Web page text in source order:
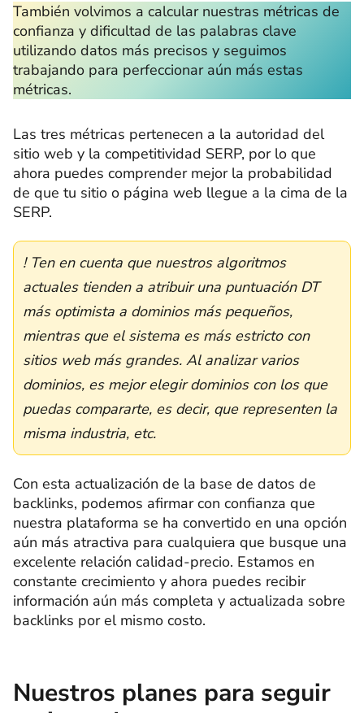
También volvimos a calcular nuestras métricas de
confianza y dificultad de las palabras clave
utilizando datos más precisos y seguimos
trabajando para perfeccionar aún más estas
métricas.
Las tres métricas pertenecen a la autoridad del
sitio web y la competitividad SERP, por lo que
ahora puedes comprender mejor la probabilidad
de que tu sitio o página web llegue a la cima de la
SERP.
! Ten en cuenta que nuestros algoritmos
actuales tienden a atribuir una puntuación DT
más optimista a dominios más pequeños,
mientras que el sistema es más estricto con
sitios web más grandes. Al analizar varios
dominios, es mejor elegir dominios con los que
puedas compararte, es decir, que representen la
misma industria, etc.
Con esta actualización de la base de datos de
backlinks, podemos afirmar con confianza que
nuestra plataforma se ha convertido en una opción
aún más atractiva para cualquiera que busque una
excelente relación calidad-precio. Estamos en
constante crecimiento y ahora puedes recibir
información aún más completa y actualizada sobre
backlinks por el mismo costo.
Nuestros planes para seguir